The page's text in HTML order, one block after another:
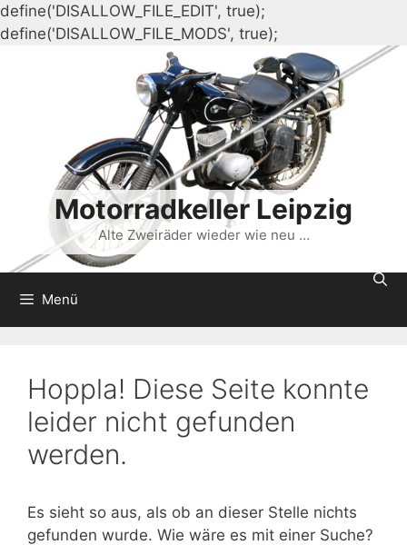
define('DISALLOW_FILE_EDIT', true);
define('DISALLOW_FILE_MODS', true);
Inhalt
springen
Motorradkeller Leipzig
Alte Zweiräder wieder wie neu …
Menü
Hoppla! Diese Seite konnte
leider nicht gefunden
werden.
Es sieht so aus, als ob an dieser Stelle nichts
gefunden wurde. Wie wäre es mit einer Suche?